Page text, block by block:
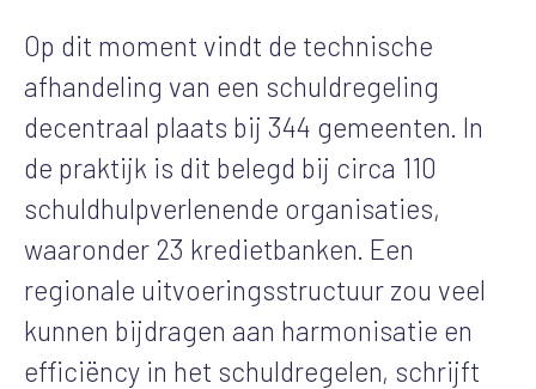
Op dit moment vindt de technische
afhandeling van een schuldregeling
decentraal plaats bij 344 gemeenten. In
de praktijk is dit belegd bij circa 110
schuldhulpverlenende organisaties,
waaronder 23 kredietbanken. Een
regionale uitvoeringsstructuur zou veel
kunnen bijdragen aan harmonisatie en
efficiëncy in het schuldregelen, schrijft